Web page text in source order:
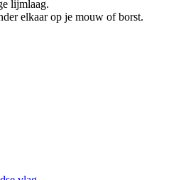
lijmlaag.
elkaar op je mouw of borst.